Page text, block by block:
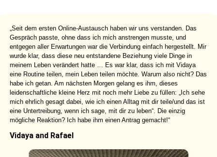
„Seit dem ersten Online-Austausch haben wir uns verstanden. Das
Gespräch passte, ohne dass ich mich anstrengen musste, und
entgegen aller Erwartungen war die Verbindung einfach hergestellt. Mir
wurde klar, dass diese neu entstandene Beziehung viele Dinge in
meinem Leben verändert hatte … Es war klar, dass ich mit Vidaya
eine Routine teilen, mein Leben teilen möchte. Warum also nicht? Das
habe ich getan. Am nächsten Morgen gelang es ihm, dieses
leidenschaftliche kleine Herz mit noch mehr Liebe zu füllen: „Ich sehe
mich ehrlich gesagt dabei, wie ich einen Alltag mit dir teile/und das ist
eine Untertreibung, wenn ich sage, mit dir zu leben“. Die einzig
mögliche Reaktion? Ich habe ihm einen Antrag gemacht!“
Vidaya and Rafael